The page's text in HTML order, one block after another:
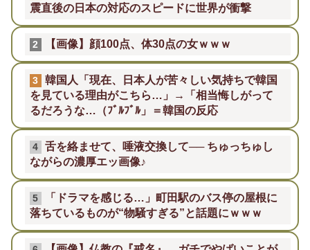
震直後の日本の対応のスピードに世界が衝撃
2 【画像】顔100点、体30点の女ｗｗｗ
3
韓国人「現在、日本人が苦々しい気持ちで韓国
を見ている理由がこちら…」→「相当悔しがって
るだろうな…（ﾌﾞﾙﾌﾞﾙ」＝韓国の反応
4
舌を絡ませて、唾液交換して── ちゅっちゅし
ながらの濃厚エッ画像♪
5
「ドラマを感じる…」町田駅のバス停の屋根に
落ちているものが“物騒すぎる”と話題にｗｗｗ